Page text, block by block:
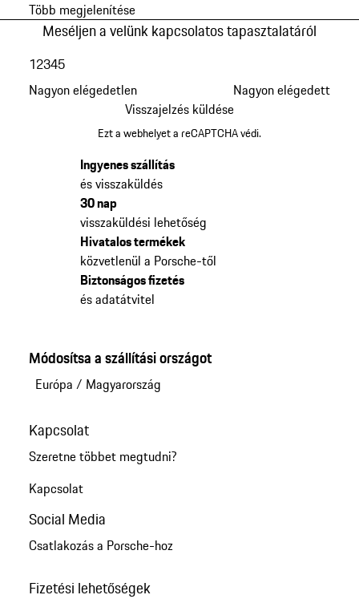
Több megjelenítése
Meséljen a velünk kapcsolatos tapasztalatáról
Nagyon elégedetlen
12345
Nagyon elégedett
Visszajelzés küldése
Ezt a webhelyet a reCAPTCHA védi.
Ingyenes szállítás
és visszaküldés
30 nap
visszaküldési lehetőség
Hivatalos termékek
közvetlenül a Porsche-től
Biztonságos fizetés
és adatátvitel
Módosítsa a szállítási országot
Európa / Magyarország
Kapcsolat
Szeretne többet megtudni?
Kapcsolat
Social Media
Csatlakozás a Porsche-hoz
Fizetési lehetőségek